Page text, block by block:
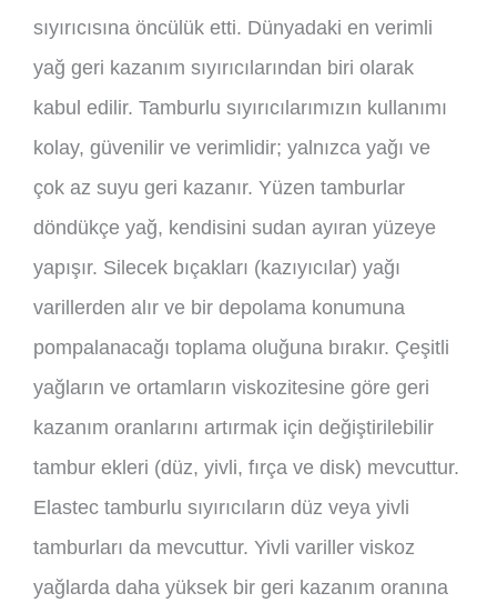
sıyırıcısına öncülük etti. Dünyadaki en verimli
yağ geri kazanım sıyırıcılarından biri olarak
kabul edilir. Tamburlu sıyırıcılarımızın kullanımı
kolay, güvenilir ve verimlidir; yalnızca yağı ve
çok az suyu geri kazanır. Yüzen tamburlar
döndükçe yağ, kendisini sudan ayıran yüzeye
yapışır. Silecek bıçakları (kazıyıcılar) yağı
varillerden alır ve bir depolama konumuna
pompalanacağı toplama oluğuna bırakır. Çeşitli
yağların ve ortamların viskozitesine göre geri
kazanım oranlarını artırmak için değiştirilebilir
tambur ekleri (düz, yivli, fırça ve disk) mevcuttur.
Elastec tamburlu sıyırıcıların düz veya yivli
tamburları da mevcuttur. Yivli variller viskoz
yağlarda daha yüksek bir geri kazanım oranına